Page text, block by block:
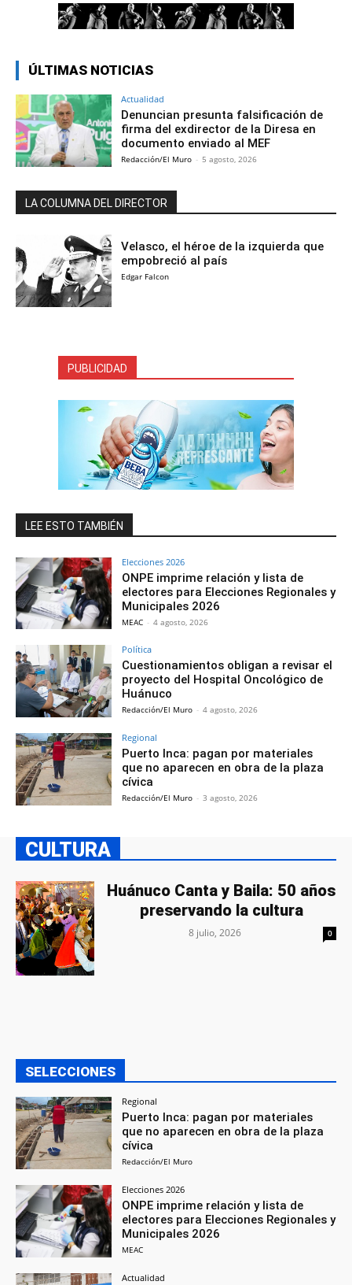
ÚLTIMAS NOTICIAS
Actualidad
Denuncian presunta falsificación de
firma del exdirector de la Diresa en
documento enviado al MEF
Redacción/El Muro - 5 agosto, 2026
LA COLUMNA DEL DIRECTOR
Velasco, el héroe de la izquierda que
empobreció al país
Edgar Falcon
PUBLICIDAD
LEE ESTO TAMBIÉN
Elecciones 2026
ONPE imprime relación y lista de
electores para Elecciones Regionales y
Municipales 2026
MEAC - 4 agosto, 2026
Política
Cuestionamientos obligan a revisar el
proyecto del Hospital Oncológico de
Huánuco
Redacción/El Muro - 4 agosto, 2026
Regional
Puerto Inca: pagan por materiales
que no aparecen en obra de la plaza
cívica
Redacción/El Muro - 3 agosto, 2026
CULTURA
Huánuco Canta y Baila: 50 años
preservando la cultura
8 julio, 2026 0
SELECCIONES
Regional
Puerto Inca: pagan por materiales
que no aparecen en obra de la plaza
cívica
Redacción/El Muro
Elecciones 2026
ONPE imprime relación y lista de
electores para Elecciones Regionales y
Municipales 2026
MEAC
Actualidad